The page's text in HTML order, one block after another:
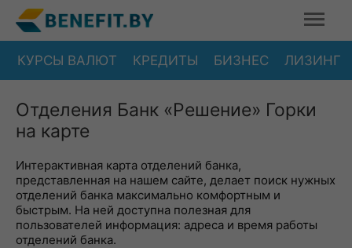
КУРСЫ ВАЛЮТ КРЕДИТЫ БИЗНЕС ЛИЗИНГ
Отделения Банк «Решение» Горки
на карте
Интерактивная карта отделений банка,
представленная на нашем сайте, делает поиск нужных
отделений банка максимально комфортным и
быстрым. На ней доступна полезная для
пользователей информация: адреса и время работы
отделений банка.